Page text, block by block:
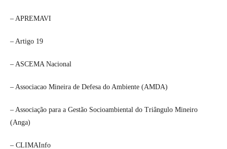
– APREMAVI
– Artigo 19
– ASCEMA Nacional
– Associacao Mineira de Defesa do Ambiente (AMDA)
– Associação para a Gestão Socioambiental do Triângulo Mineiro
(Anga)
– CLIMAInfo